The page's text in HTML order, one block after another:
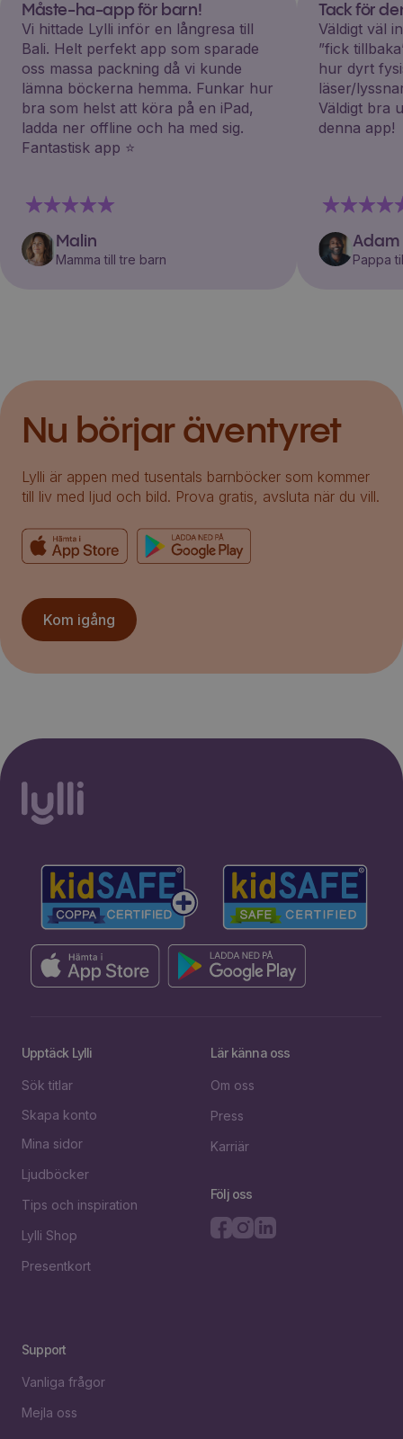
Måste-ha-app för barn!
Vi hittade Lylli inför en långresa till
Bali. Helt perfekt app som sparade
oss massa packning då vi kunde
lämna böckerna hemma. Funkar hur
bra som helst att köra på en iPad,
ladda ner offline och ha med sig.
Fantastisk app ⭐️
Malin
Mamma till tre barn
Tack för
Väldigt väl
”fick
hur dyrt
läser/
Väldigt bra
denna app!
Adam
Pappa
Nu börjar äventyret
Lylli är appen med tusentals barnböcker som kommer
till liv med ljud och bild. Prova gratis, avsluta när du vill.
Kom igång
Upptäck Lylli
Sök titlar
Skapa konto
Mina sidor
Ljudböcker
Tips och inspiration
Lylli Shop
Presentkort
Lär känna oss
Om oss
Press
Karriär
Följ oss
Support
Vanliga frågor
Mejla oss